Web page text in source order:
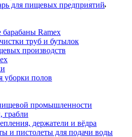
для пищевых предприятий
Ramex
труб и бутылок
производств
уборки полов
промышленности
грабли
держатели и вёдра
и пистолеты для подачи воды